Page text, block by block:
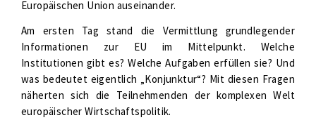
Europäischen Union auseinander.
Am ersten Tag stand die Vermittlung grundlegender
Informationen zur EU im Mittelpunkt. Welche
Institutionen gibt es? Welche Aufgaben erfüllen sie? Und
was bedeutet eigentlich „Konjunktur“? Mit diesen Fragen
näherten sich die Teilnehmenden der komplexen Welt
europäischer Wirtschaftspolitik.